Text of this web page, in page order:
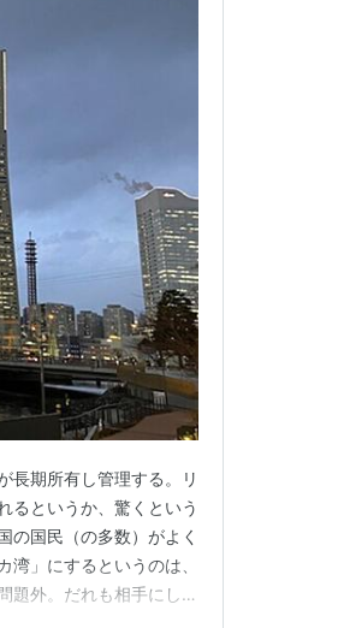
長期所有し管理する。リ
るというか、驚くという
の国民（の多数）がよく
」にするというのは、
題外。だれも相手にしな